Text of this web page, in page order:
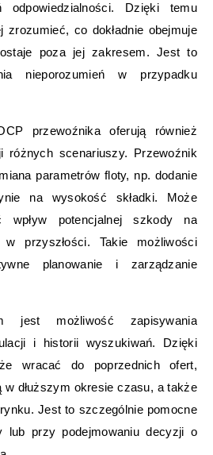
odpowiedzialności. Dzięki temu
zrozumieć, co dokładnie obejmuje
poza jej zakresem. Jest to
nieporozumień w przypadku
przewoźnika oferują również
różnych scenariuszy. Przewoźnik
parametrów floty, np. dodanie
na wysokość składki. Może
wpływ potencjalnej szkody na
w przyszłości. Takie możliwości
planowanie i zarządzanie
jest możliwość zapisywania
i historii wyszukiwań. Dzięki
wracać do poprzednich ofert,
w dłuższym okresie czasu, a także
Jest to szczególnie pomocne
lub przy podejmowaniu decyzji o